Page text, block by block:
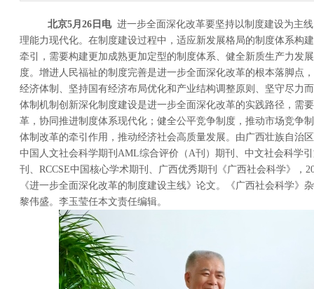
北京5月 26 日电 进一步全面深化改革要坚持以制度建设为主
理能力现代化。在制度建设过程中，适应新发展格局的制度体系构
牵引，需要构建更加成熟更加定型的制度体系、健全新质生产力发
度。增进人民福祉的制度完善是进一步全面深化改革的根本落脚点
经济体制、坚持国有经济布局优化和产业结构调整原则、坚守尽力
体制机制创新深化制度建设是进一步全面深化改革的实践路径，需
革，协同推进制度体系现代化；健全公平竞争制度，推动市场竞争
体制改革的牵引作用，推动经济社会高质量发展。由广西壮族自治
中国人文社会科学期刊AML综合评价（A刊）期刊、中文社会科学
刊、RCCSE中国核心学术期刊、广西优秀期刊《广西社会科学》，
《进一步全面深化改革的制度建设主线》论文。《广西社会科学》
黎伟盛。李玉莹任本文责任编辑。